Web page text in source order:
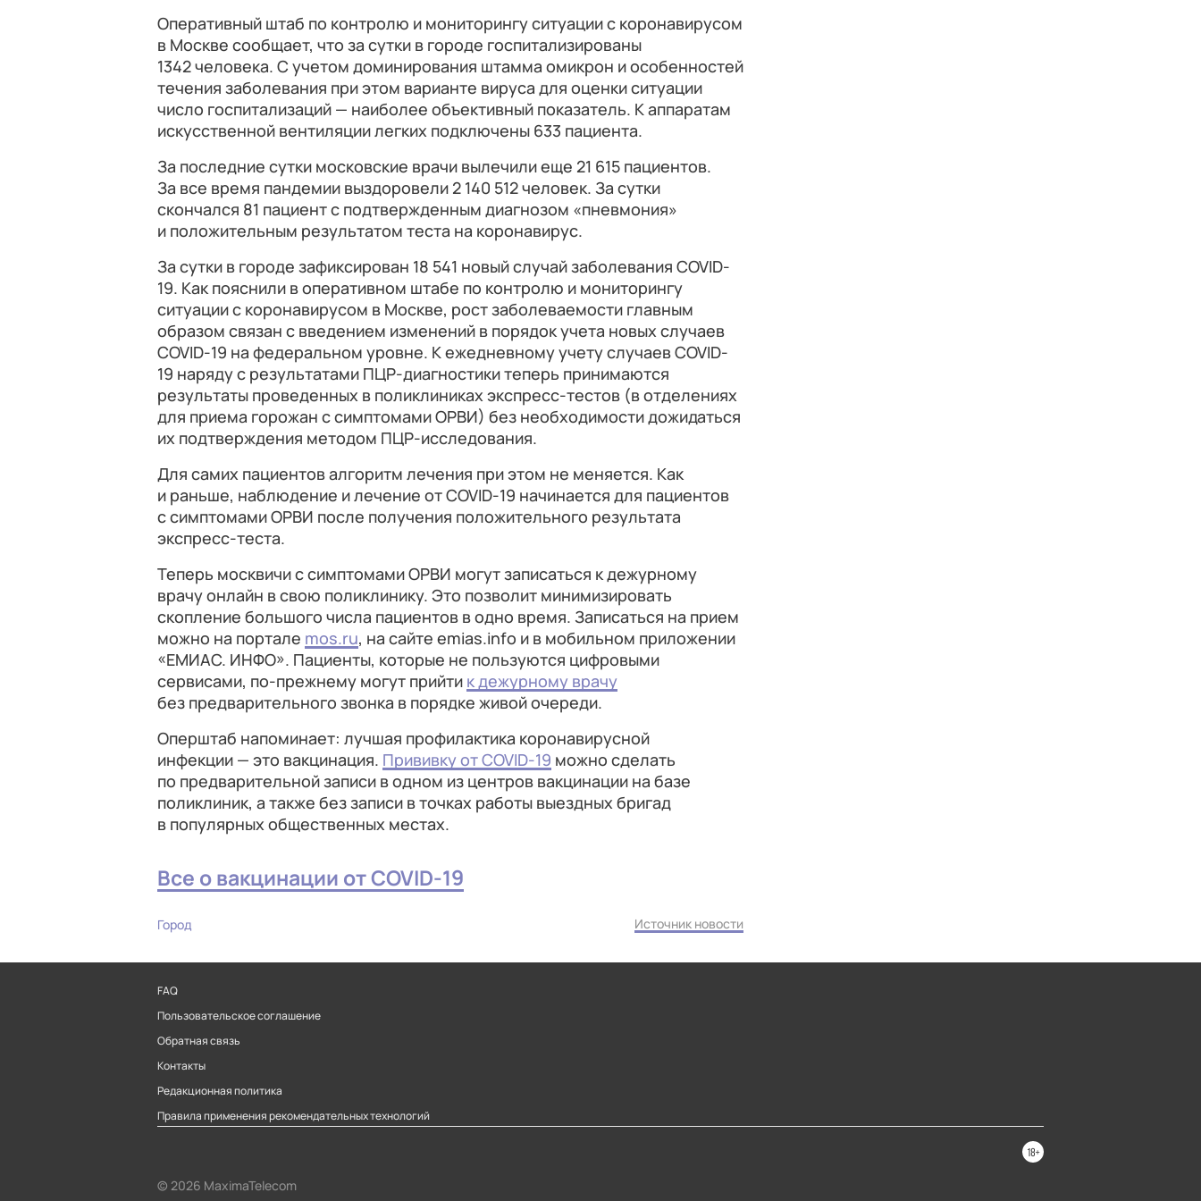
Оперативный штаб по контролю и мониторингу ситуации с коронавирусом
в Москве сообщает, что за сутки в городе госпитализированы
1342 человека. С учетом доминирования штамма омикрон и особенностей
течения заболевания при этом варианте вируса для оценки ситуации
число госпитализаций — наиболее объективный показатель. К аппаратам
искусственной вентиляции легких подключены 633 пациента.
За последние сутки московские врачи вылечили еще 21 615 пациентов.
За все время пандемии выздоровели 2 140 512 человек. За сутки
скончался 81 пациент с подтвержденным диагнозом «пневмония»
и положительным результатом теста на коронавирус.
За сутки в городе зафиксирован 18 541 новый случай заболевания COVID-
19. Как пояснили в оперативном штабе по контролю и мониторингу
ситуации с коронавирусом в Москве, рост заболеваемости главным
образом связан с введением изменений в порядок учета новых случаев
COVID-19 на федеральном уровне. К ежедневному учету случаев COVID-
19 наряду с результатами ПЦР-диагностики теперь принимаются
результаты проведенных в поликлиниках экспресс-тестов (в отделениях
для приема горожан с симптомами ОРВИ) без необходимости дожидаться
их подтверждения методом ПЦР-исследования.
Для самих пациентов алгоритм лечения при этом не меняется. Как
и раньше, наблюдение и лечение от COVID-19 начинается для пациентов
с симптомами ОРВИ после получения положительного результата
экспресс-теста.
Теперь москвичи с симптомами ОРВИ могут записаться к дежурному
врачу онлайн в свою поликлинику. Это позволит минимизировать
скопление большого числа пациентов в одно время. Записаться на прием
можно на портале mos.ru, на сайте emias.info и в мобильном приложении
«ЕМИАС. ИНФО». Пациенты, которые не пользуются цифровыми
сервисами, по-прежнему могут прийти к дежурному врачу
без предварительного звонка в порядке живой очереди.
Оперштаб напоминает: лучшая профилактика коронавирусной
инфекции — это вакцинация. Прививку от COVID-19 можно сделать
по предварительной записи в одном из центров вакцинации на базе
поликлиник, а также без записи в точках работы выездных бригад
в популярных общественных местах.
Все о вакцинации от COVID-19
Город Источник новости
FAQ
Пользовательское соглашение
Обратная связь
Контакты
Редакционная политика
Правила применения рекомендательных технологий
© 2026 MaximaTelecom